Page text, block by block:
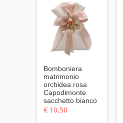
Bomboniera
matrimonio
orchidea rosa
Capodimonte
sacchetto bianco
€ 10,50